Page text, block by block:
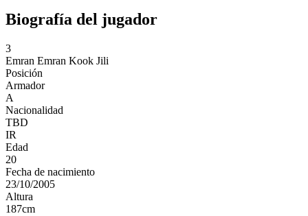
Biografía del jugador
3
Emran Emran Kook Jili
Posición
Armador
A
Nacionalidad
TBD
IR
Edad
20
Fecha de nacimiento
23/10/2005
Altura
187cm